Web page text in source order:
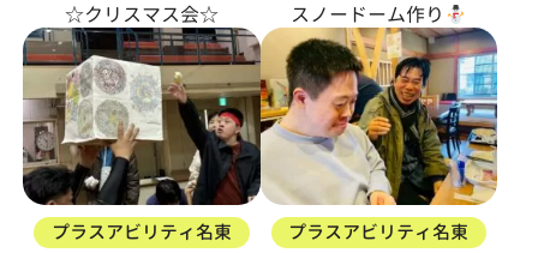
☆クリスマス会☆ スノードーム作り
プラスアビリティ名東
プラスアビリティ名東